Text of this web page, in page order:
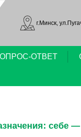
г.Минск,
ОТВЕТ